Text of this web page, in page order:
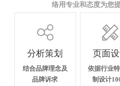
络用专业和态度为您

分析策划
结合品牌理念及
品牌诉求

页面
依据行业
制设计